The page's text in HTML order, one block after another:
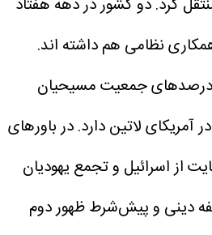
کرد. دو کشور در دهه هفتاد
نظامی هم داشته اند.
درصدهای جمعیت مسیحیان
آمریکای لاتین دارد. در باورهای
از اسرائیل و تجمع یهودیان
دینی و پیش‌شرط ظهور دوم